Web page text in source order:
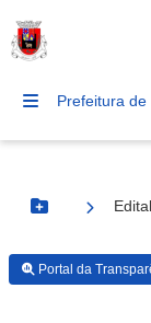
Prefeitura
Botão Menu
Portal da